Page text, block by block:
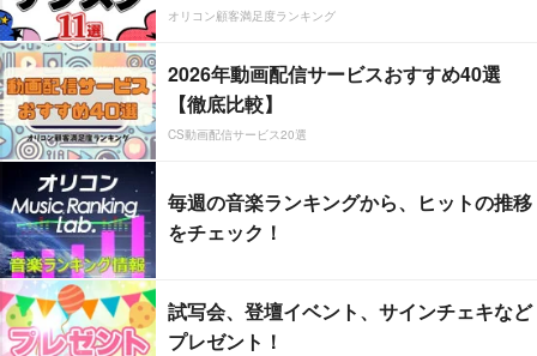
オリコン顧客満足度ランキング
2026年動画配信サービスおすすめ40選
【徹底比較】
CS動画配信サービス20選
毎週の音楽ランキングから、ヒットの推移
をチェック！
試写会、登壇イベント、サインチェキなど
プレゼント！